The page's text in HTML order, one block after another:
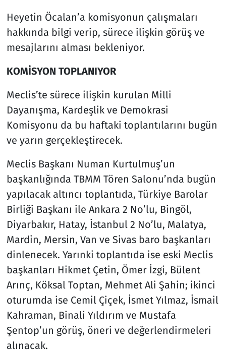
Heyetin Öcalan’a komisyonun çalışmaları
hakkında bilgi verip, sürece ilişkin görüş ve
mesajlarını alması bekleniyor.
KOMİSYON TOPLANIYOR
Meclis’te sürece ilişkin kurulan Milli
Dayanışma, Kardeşlik ve Demokrasi
Komisyonu da bu haftaki toplantılarını bugün
ve yarın gerçekleştirecek.
Meclis Başkanı Numan Kurtulmuş’un
başkanlığında TBMM Tören Salonu’nda bugün
yapılacak altıncı toplantıda, Türkiye Barolar
Birliği Başkanı ile Ankara 2 No’lu, Bingöl,
Diyarbakır, Hatay, İstanbul 2 No’lu, Malatya,
Mardin, Mersin, Van ve Sivas baro başkanları
dinlenecek. Yarınki toplantıda ise eski Meclis
başkanları Hikmet Çetin, Ömer İzgi, Bülent
Arınç, Köksal Toptan, Mehmet Ali Şahin; ikinci
oturumda ise Cemil Çiçek, İsmet Yılmaz, İsmail
Kahraman, Binali Yıldırım ve Mustafa
Şentop’un görüş, öneri ve değerlendirmeleri
alınacak.